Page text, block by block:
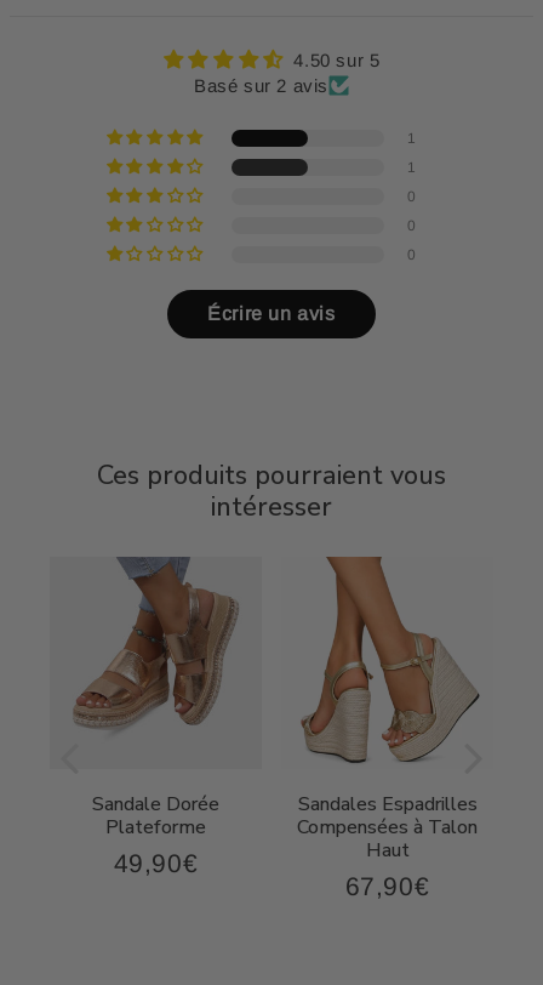
4.50 sur 5
Basé sur 2 avis
1
1
0
0
0
Écrire un avis
Ces produits pourraient vous
intéresser
Sandale Dorée
Plateforme
Prix
49,90€
Sandales Espadrilles
Compensées à Talon
Haut
Prix
67,90€